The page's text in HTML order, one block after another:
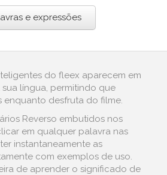
e expressões
do fleex aparecem em
língua, permitindo que
enquanto desfruta do filme.
Reverso embutidos nos
em qualquer palavra nas
instantaneamente as
com exemplos de uso.
de aprender o significado de